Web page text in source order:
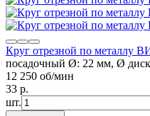
Круг отрезной по металлу
посадочный Ø: 22 мм, Ø
12 250 об/мин
33 p.
шт.